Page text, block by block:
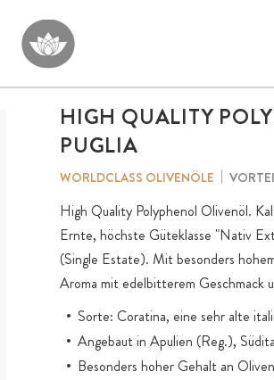
HIGH QUALITY
PUGLIA
WORLDCLASS OLIVENÖLE
High Quality Polyphenol Olivenöl.
Ernte, höchste Güteklasse "Nativ
(Single Estate). Mit besonders
Aroma mit edelbitterem Geschmack
Sorte: Coratina, eine sehr alte
Angebaut in Apulien (Reg.),
Besonders hoher Gehalt an